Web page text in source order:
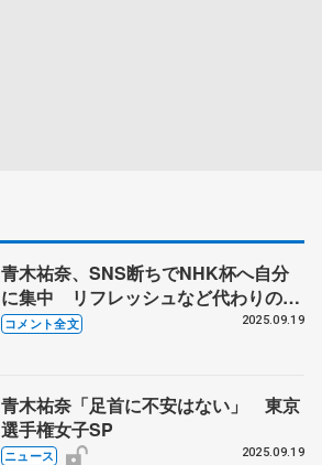
青木祐奈、SNS断ちでNHK杯へ自分
に集中 リフレッシュなど代わりの時
間の使い方は 【東京選手権女子
コメント全文 2025.09.19
青木祐奈「足首に不安はない」 東京
選手権女子SP
ニュース 2025.09.19